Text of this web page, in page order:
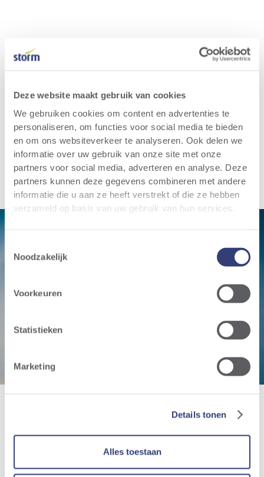
Deze website maakt gebruik van cookies
We gebruiken cookies om content en advertenties te
personaliseren, om functies voor social media te bieden
en om ons websiteverkeer te analyseren. Ook delen we
informatie over uw gebruik van onze site met onze
partners voor social media, adverteren en analyse. Deze
partners kunnen deze gegevens combineren met andere
informatie die u aan ze heeft verstrekt of die ze hebben
verzameld op basis van uw gebruik van hun services.
Noodzakelijk
Voorkeuren
Statistieken
Marketing
Details tonen
Alles toestaan